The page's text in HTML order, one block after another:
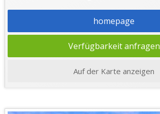
homepage
Verfügbarkeit anfragen
Auf der Karte anzeigen